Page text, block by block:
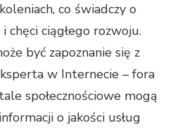
co świadczy o
chęci ciągłego rozwoju.
być zapoznanie się z
w Internecie – fora
społecznościowe mogą
o jakości usług